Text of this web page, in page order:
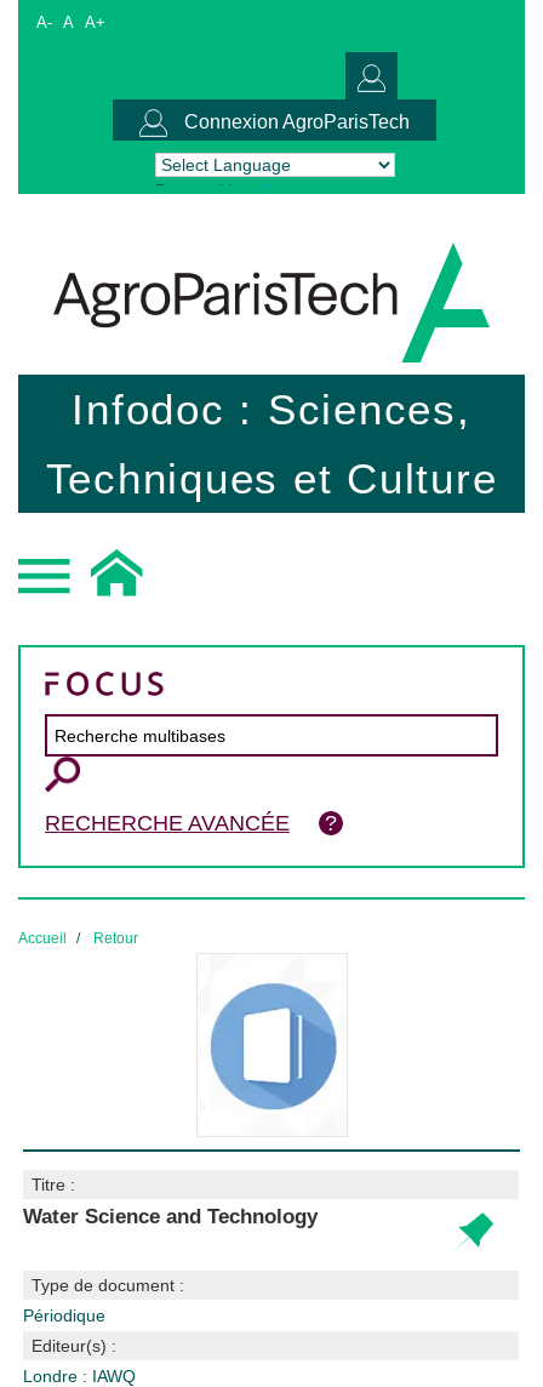
A- A A+
Connexion AgroParisTech
Powered by Translate
Infodoc : Sciences,
Techniques et Culture
RECHERCHE AVANCÉE
Accueil Retour
Titre :
Water Science and Technology
Type de document :
Périodique
Editeur(s) :
Londre : IAWQ